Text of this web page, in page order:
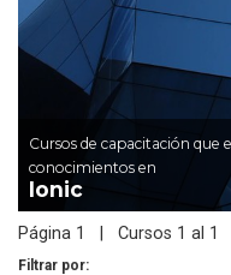
Cursos de capacitación
conocimientos en
Ionic
Página 1 | Cursos 1 al 1
Filtrar por: